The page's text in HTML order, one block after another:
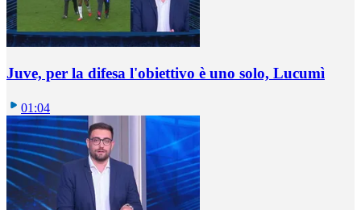
Juve, per la difesa l'obiettivo è uno solo, Lucumì
01:04